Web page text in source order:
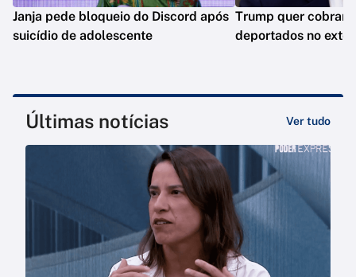
Janja pede bloqueio do Discord após
suicídio de adolescente
Trump quer cobrar
deportados no
Últimas notícias Ver tudo